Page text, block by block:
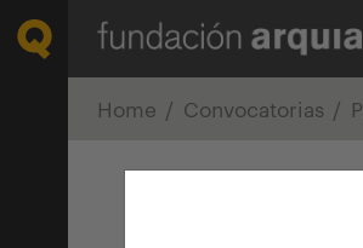
Home Convocatorias